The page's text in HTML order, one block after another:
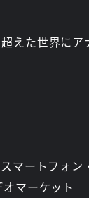
えた世界に
スマートフォン
オマーケット